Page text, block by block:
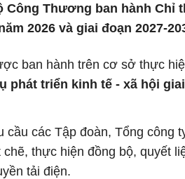
Công Thương ban hành
2026 và giai đoạn 2027-
ban hành trên cơ sở thực
phát triển kinh tế - xã hội
cầu các Tập đoàn, Tổng công
thực hiện đồng bộ, quyết
tải điện.